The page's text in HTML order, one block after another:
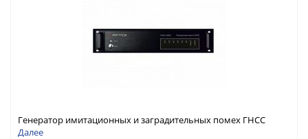
Генератор имитационных и заградительных помех ГНСС
RFТех ГНСП-4800
Далее